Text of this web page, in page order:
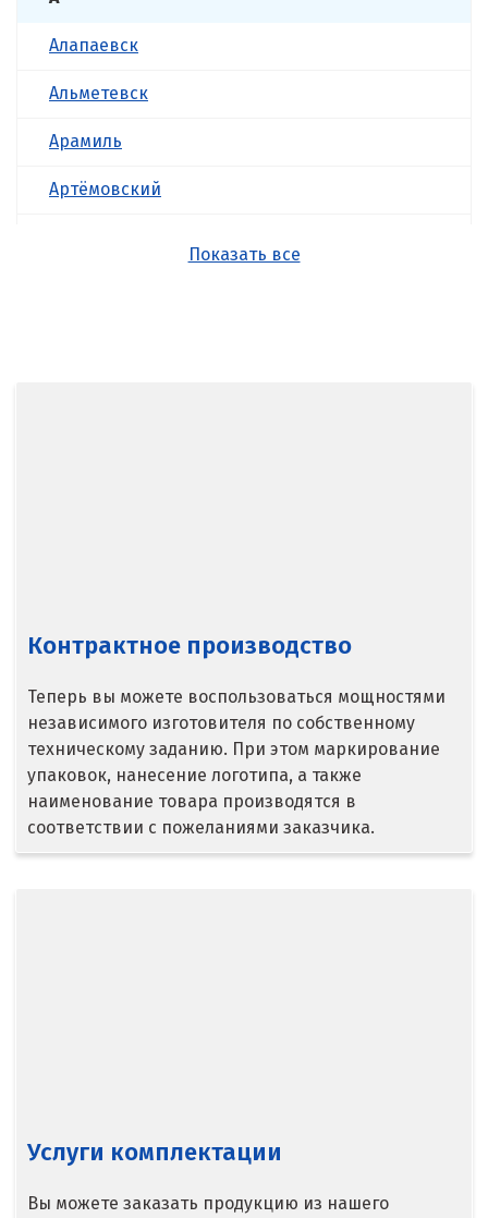
Алапаевск
Альметевск
Арамиль
Артёмовский
Верхние Серги
Верхний Уфалей
Верхняя Пышма
Верхняя Салда
Воронеж
Воскресенск
Показать все
Контрактное производство
Теперь вы можете воспользоваться мощностями
независимого изготовителя по собственному
техническому заданию. При этом маркирование
упаковок, нанесение логотипа, а также
наименование товара производятся в
соответствии с пожеланиями заказчика.
Услуги комплектации
Вы можете заказать продукцию из нашего